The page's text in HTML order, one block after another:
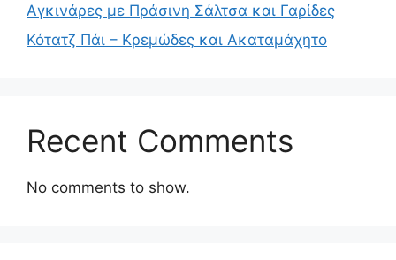
Αγκινάρες με Πράσινη Σάλτσα και Γαρίδες
Κότατζ Πάι – Κρεμώδες και Ακαταμάχητο
Recent Comments
No comments to show.